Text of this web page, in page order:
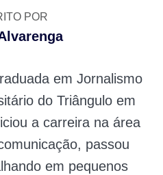
POR
em Jornalismo
do Triângulo em
a carreira na área
passou
em pequenos